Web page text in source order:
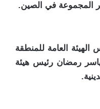
المجموعة في الصين.
العامة للمنطقة
ياسر رمضان رئيس هيئة